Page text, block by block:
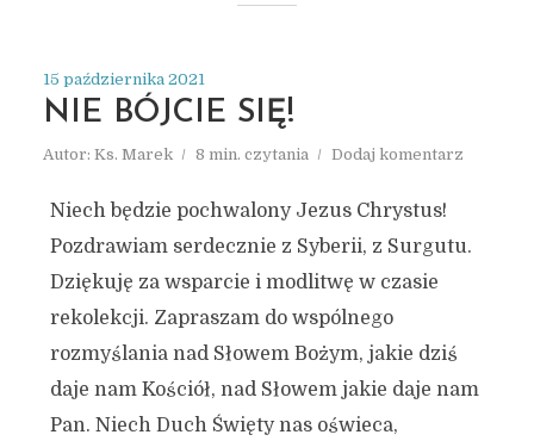
15 października 2021
NIE BÓJCIE SIĘ!
Autor: Ks. Marek 8 min. czytania Dodaj komentarz
Niech będzie pochwalony Jezus Chrystus!
Pozdrawiam serdecznie z Syberii, z Surgutu.
Dziękuję za wsparcie i modlitwę w czasie
rekolekcji. Zapraszam do wspólnego
rozmyślania nad Słowem Bożym, jakie dziś
daje nam Kościół, nad Słowem jakie daje nam
Pan. Niech Duch Święty nas oświeca,